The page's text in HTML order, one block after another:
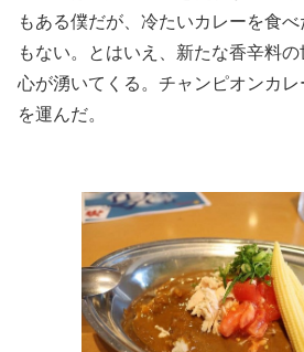
もある僕だが、冷たいカレーを食
もない。とはいえ、新たな香辛料
心が湧いてくる。チャンピオンカ
を運んだ。